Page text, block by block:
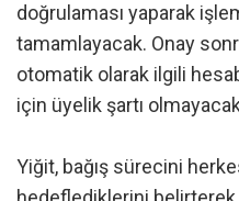
doğrulaması yaparak
tamamlayacak. Onay
otomatik olarak ilgili
için üyelik şartı
Yiğit, bağış sürecini